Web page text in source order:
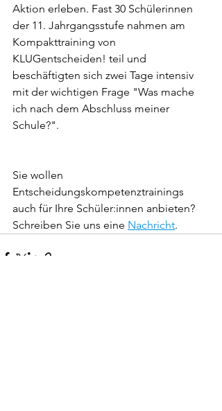
Aktion erleben. Fast 30 Schülerinnen
der 11. Jahrgangsstufe nahmen am
Kompakttraining von
KLUGentscheiden! teil und
beschäftigten sich zwei Tage intensiv
mit der wichtigen Frage "Was mache
ich nach dem Abschluss meiner
Schule?".
Sie wollen
Entscheidungskompetenztrainings
auch für Ihre Schüler:innen anbieten?
Schreiben Sie uns eine Nachricht.